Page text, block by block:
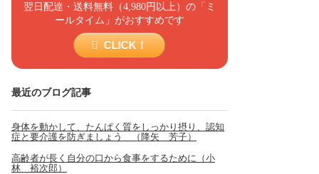
翌日配達・送料無料（4,980円以上）の「ミ
ールタイム」がおすすめです
CLICK！
最近のブログ記事
身体を動かして、たんぱく質をしっかり摂り、認知
症と要介護を防ぎましょう （降矢 芳子）
高齢者が長く自分の口から食事をするために（小
林 裕次郎）